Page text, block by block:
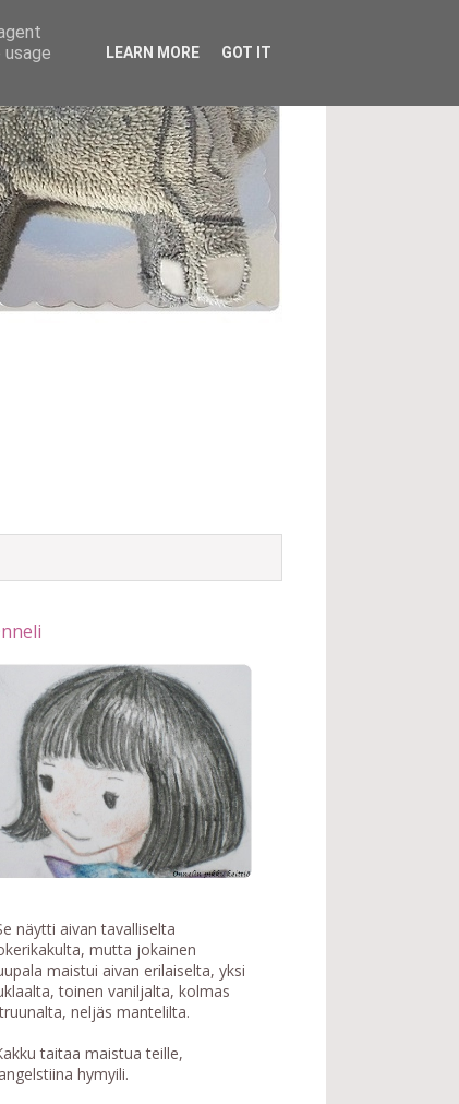
näytti aivan tavalliselta
mutta jokainen
maistui aivan erilaiselta, yksi
toinen vaniljalta, kolmas
neljäs mantelilta.
taitaa maistua teille,
hymyili.
LEARN MORE GOT IT